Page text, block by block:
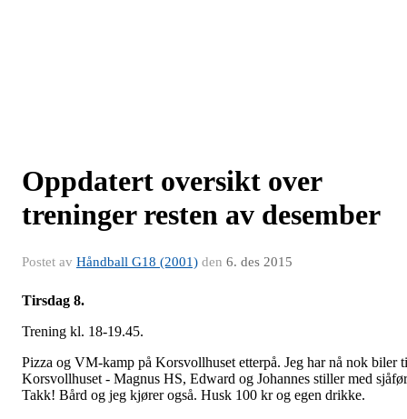
Oppdatert oversikt over
treninger resten av desember
Postet av Håndball G18 (2001) den 6. des 2015
Tirsdag 8.
Trening kl. 18-19.45.
Pizza og VM-kamp på Korsvollhuset etterpå. Jeg har nå nok biler
Korsvollhuset - Magnus HS, Edward og Johannes stiller med
Takk! Bård og jeg kjører også. Husk 100 kr og egen drikke.